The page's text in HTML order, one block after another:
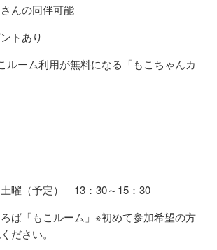
んの同伴可能
トあり
ルーム利用が無料になる「もこちゃんカ
曜（予定） 13：30～15：30
ば「もこルーム」※初めて参加希望の方
ださい。